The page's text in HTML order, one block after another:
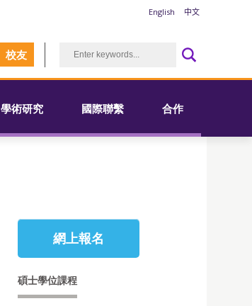
English 中文
校友
學術研究 國際聯繫 合作
網上報名
碩士學位課程